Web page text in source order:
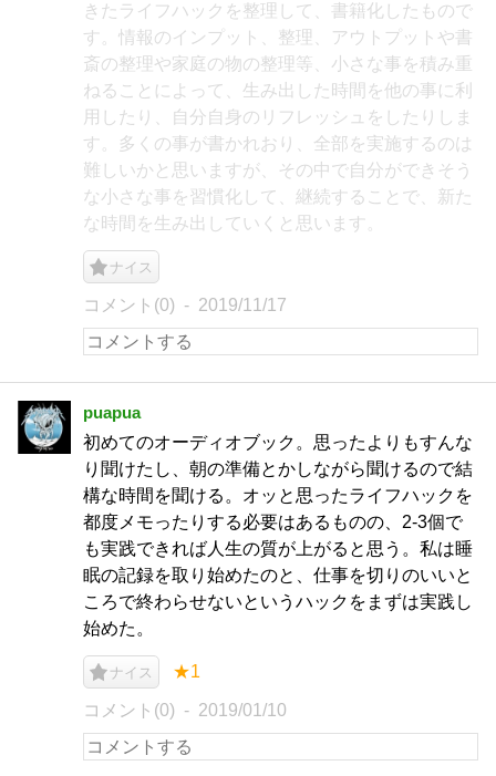
きたライフハックを整理して、書籍化したもので
す。情報のインプット、整理、アウトプットや書
斎の整理や家庭の物の整理等、小さな事を積み重
ねることによって、生み出した時間を他の事に利
用したり、自分自身のリフレッシュをしたりしま
す。多くの事が書かれおり、全部を実施するのは
難しいかと思いますが、その中で自分ができそう
な小さな事を習慣化して、継続することで、新た
な時間を生み出していくと思います。
ナイス
コメント(0) 2019/11/17
puapua
初めてのオーディオブック。思ったよりもすんな
り聞けたし、朝の準備とかしながら聞けるので結
構な時間を聞ける。オッと思ったライフハックを
都度メモったりする必要はあるものの、2-3個で
も実践できれば人生の質が上がると思う。私は睡
眠の記録を取り始めたのと、仕事を切りのいいと
ころで終わらせないというハックをまずは実践し
始めた。
ナイス ★1
コメント(0) 2019/01/10